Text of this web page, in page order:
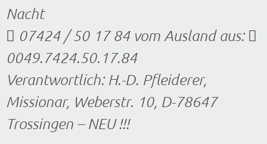
Nacht
 07424 / 50 17 84 vom Ausland aus: 
0049.7424.50.17.84
Verantwortlich: H.-D. Pfleiderer,
Missionar, Weberstr. 10, D-78647
Trossingen – NEU !!!